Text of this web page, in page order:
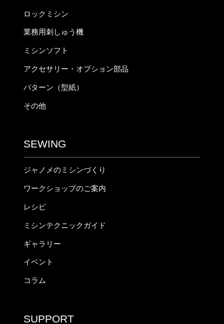
ロックミシン
業務用刺しゅう機
ミシンソフト
アクセサリー・オプション部品
パターン（型紙）
その他
SEWING
ジャノメのミシンづくり
ワークショップのご案内
レシピ
ミシンテクニックガイド
ギャラリー
イベント
コラム
SUPPORT